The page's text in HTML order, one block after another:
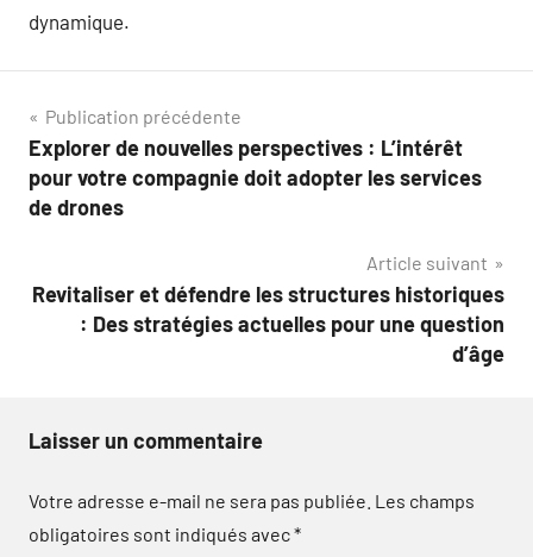
dynamique.
Navigation
de
l’article
Publication précédente
Explorer de nouvelles perspectives : L’intérêt
pour votre compagnie doit adopter les services
de drones
Article suivant
Revitaliser et défendre les structures historiques
: Des stratégies actuelles pour une question
d’âge
Laisser un commentaire
Votre adresse e-mail ne sera pas publiée. Les champs
obligatoires sont indiqués avec*